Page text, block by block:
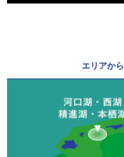
エリアから